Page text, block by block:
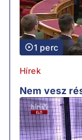
1 perc
Hírek
Nem vesz